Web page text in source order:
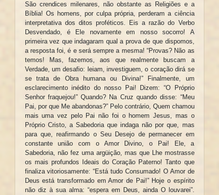
São crendices milenares, não obstante as Religiões e a
Bíblia! Os homens, por culpa própria, perderam a ciência
interpretativa dos ditos proféticos. Eis a razão do Verbo
Desvendado, é Ele novamente em nosso socorro! A
primeira vez que indagaram qual a prova de que dispomos,
a resposta foi, é e será sempre a mesma! “Provas? Não as
temos! Mas, fazemos, aos que realmente buscam a
Verdade, um desafio: leiam, investiguem, o coração dirá se
se trata de Obra humana ou Divina!” Finalmente, um
esclarecimento inédito do nosso Pai! Dizem: “O Próprio
Senhor fraquejou!” Quando? Na Cruz quando disse: “Meu
Pai, por que Me abandonas?” Pelo contrário, Quem chamou
mais uma vez pelo Pai não foi o homem Jesus, mas o
Próprio Cristo, a Sabedoria que indaga não por que, mas
para que, reafirmando o Seu Desejo de permanecer em
constante união com o Amor Divino, o Pai! Ele, a
Sabedoria, não fez uma argüição, mas que Lhe mostrasse
os mais profundos Ideais do Coração Paterno! Tanto que
finaliza vitoriosamente: “Está tudo Consumado! O Amor de
Deus está transformado em Amor de Pai!” Hoje o espírito
não diz à sua alma: “espera em Deus, ainda O louvarei”.